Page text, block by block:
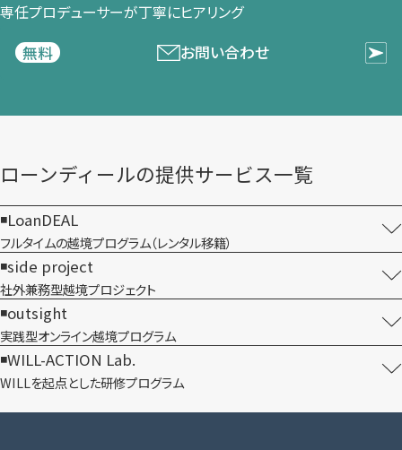
専任プロデューサーが​丁寧に​ヒアリング
無料
お問い合わせ
ローンディールの​提供サービス一覧
LoanDEAL
フルタイムの越境プログラム​（レンタル移籍）
side project
社外兼務型​越境プロジェクト
outsight
実践型オンライン​越境プログラム
WILL-ACTION Lab.
WILLを​起点とした​研修プログラム